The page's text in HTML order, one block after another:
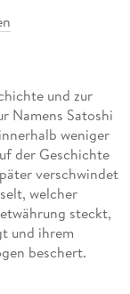
und zur
Namens Satoshi
weniger
der Geschichte
verschwindet
welcher
steckt,
und ihrem
beschert.